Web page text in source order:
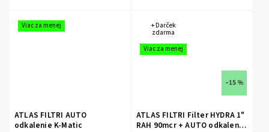
Viac za menej
ATLAS FILTRI AUTO
odkalenie K-Matic
+ Darček
zdarma
Viac za menej
–15 %
ATLAS FILTRI Filter HYDRA 1"
RAH 90mcr + AUTO odkalenie